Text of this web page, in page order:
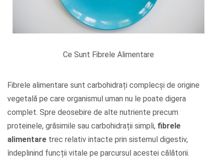
Ce Sunt Fibrele Alimentare
Fibrele alimentare sunt carbohidrați complecși de origine
vegetală pe care organismul uman nu le poate digera
complet. Spre deosebire de alte nutriente precum
proteinele, grăsimile sau carbohidrații simpli, fibrele
alimentare trec relativ intacte prin sistemul digestiv,
îndeplinind funcții vitale pe parcursul acestei călătorii.